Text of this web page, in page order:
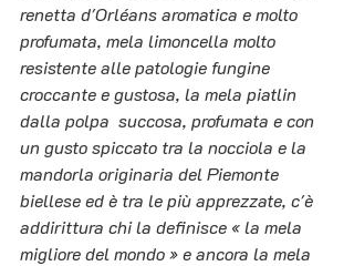
renetta d'Orléans aromatica e molto
profumata, mela limoncella molto
resistente alle patologie fungine
croccante e gustosa, la mela piatlin
dalla polpa  succosa, profumata e con
un gusto spiccato tra la nocciola e la
mandorla originaria del Piemonte
biellese ed è tra le più apprezzate, c'è
addirittura chi la definisce « la mela
migliore del mondo » e ancora la mela